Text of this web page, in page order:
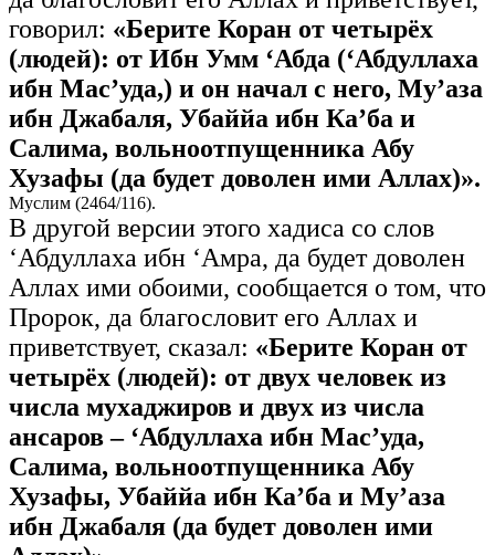
говорил: «Берите Коран от четырёх
(людей): от Ибн Умм ‘Абда (‘Абдуллаха
ибн Мас’уда,) и он начал с него, Му’аза
ибн Джабаля, Убаййа ибн Ка’ба и
Салима, вольноотпущенника Абу
Хузафы (да будет доволен ими Аллах)».
Муслим (2464/116).
В другой версии этого хадиса со слов
‘Абдуллаха ибн ‘Амра, да будет доволен
Аллах ими обоими, сообщается о том, что
Пророк, да благословит его Аллах и
приветствует, сказал: «Берите Коран от
четырёх (людей): от двух человек из
числа мухаджиров и двух из числа
ансаров – ‘Абдуллаха ибн Мас’уда,
Салима, вольноотпущенника Абу
Хузафы, Убаййа ибн Ка’ба и Му’аза
ибн Джабаля (да будет доволен ими